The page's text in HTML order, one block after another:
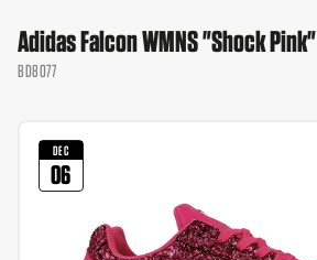
Adidas Falcon WMNS "Shock Pink"
BD8077
DEC
06